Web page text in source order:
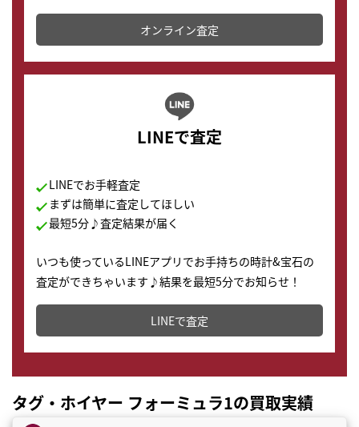
かります。
オンライン査定
LINEで査定
LINEでお手軽査定
まずは簡単に査定してほしい
最短5分♪査定結果が届く
いつも使っているLINEアプリでお手持ちの時計&宝石の
査定ができちゃいます♪結果を最短5分でお知らせ！
どこからでもすぐに査定金額を知ることが出来ます。
LINEで査定
タグ・ホイヤー フォーミュラ1の買取実績